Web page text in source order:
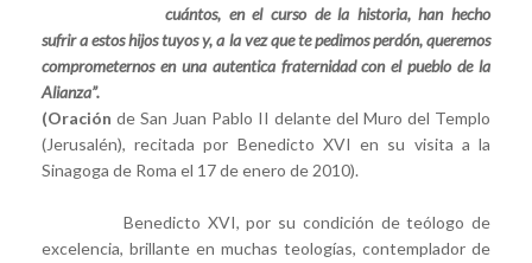
cuántos, en el curso de la historia, han hecho
sufrir a estos hijos tuyos y, a la vez que te pedimos perdón, queremos
comprometernos en una autentica fraternidad con el pueblo de la
Alianza”.
(Oración de San Juan Pablo II delante del Muro del Templo
(Jerusalén), recitada por Benedicto XVI en su visita a la
Sinagoga de Roma el 17 de enero de 2010).
Benedicto XVI, por su condición de teólogo de
excelencia, brillante en muchas teologías, contemplador de